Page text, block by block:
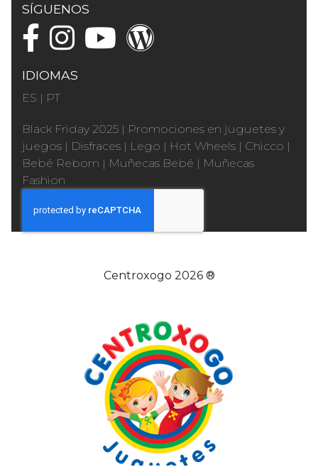
SÍGUENOS
IDIOMAS
ES | PT
Black Friday 2025 | Promociones en juguetes y
juegos | Disfraces | Lego | Hot Wheels | Chicco |
Bebé Reborn | Muñecas Bebé | Muñecas
Fashion
Centroxogo 2026 ®